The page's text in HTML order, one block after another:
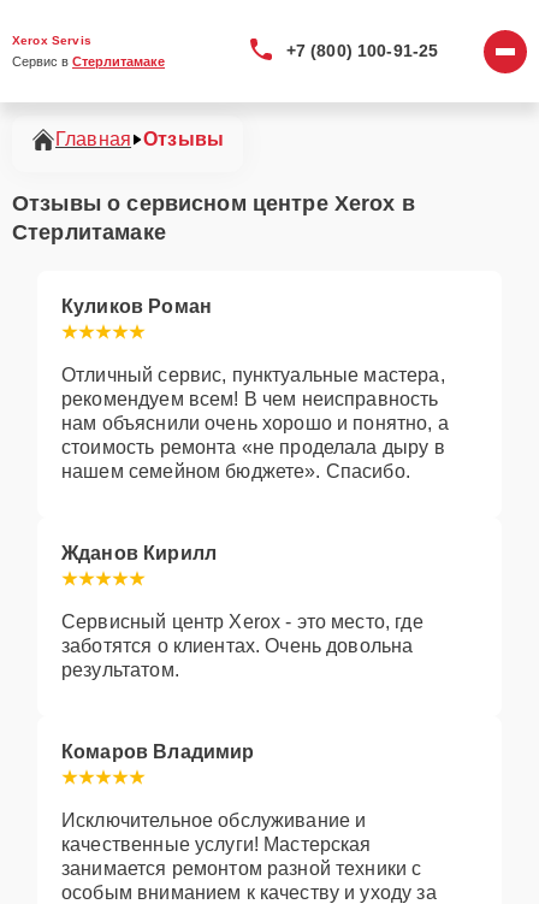
Xerox Servis
Сервис в Стерлитамаке
+7 (800) 100-91-25
Главная Отзывы
Отзывы о сервисном центре Xerox в
Стерлитамаке
Куликов Роман
Отличный сервис, пунктуальные мастера,
рекомендуем всем! В чем неисправность
нам объяснили очень хорошо и понятно, а
стоимость ремонта «не проделала дыру в
нашем семейном бюджете». Спасибо.
Жданов Кирилл
Сервисный центр Xerox - это место, где
заботятся о клиентах. Очень довольна
результатом.
Комаров Владимир
Исключительное обслуживание и
качественные услуги! Мастерская
занимается ремонтом разной техники с
особым вниманием к качеству и уходу за